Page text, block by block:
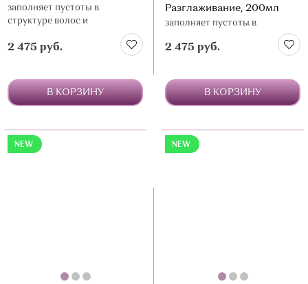
заполняет пустоты в
структуре волос и
выравнивает пористость, для
поврежденных,
2 475 руб.
В КОРЗИНУ
Разглаживание, 200мл
заполняет пустоты в
выравнивает пористость, для
2 475 руб.
В КОРЗИНУ
NEW NEW